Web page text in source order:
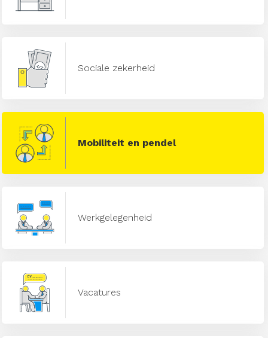
Sociale zekerheid
Mobiliteit en pendel
Werkgelegenheid
Vacatures